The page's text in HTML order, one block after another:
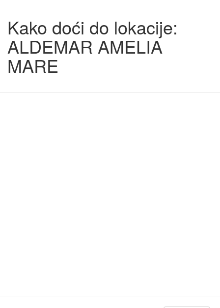
Kako doći do lokacije:
ALDEMAR AMELIA
MARE